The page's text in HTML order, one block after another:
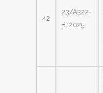
42
23/A322-
B-2025